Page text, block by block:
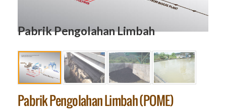
Pabrik Pengolahan Limbah
Pabrik Pengolahan Limbah (POME)